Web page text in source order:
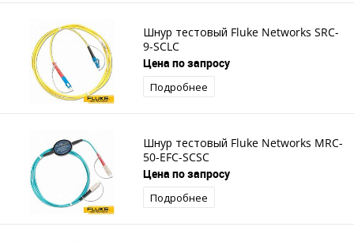
Шнур тестовый Fluke Networks SRC-
9-SCLC
Цена по запросу
Подробнее
Шнур тестовый Fluke Networks MRC-
50-EFC-SCSC
Цена по запросу
Подробнее